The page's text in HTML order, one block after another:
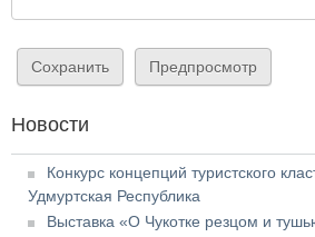
Новости
Конкурс концепций туристского
Удмуртская Республика
Выставка «О Чукотке резцом и